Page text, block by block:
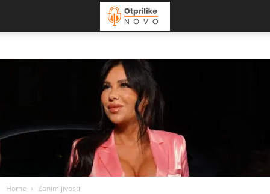
Home Zanimljivosti